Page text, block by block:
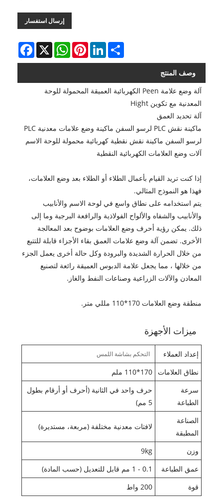
إرسال استفسار
Facebook X
WhatsAppPinterestLinkedInShare
وصف المنتج
آلة وضع علامة Peen الكهربائية العميقة المحمولة للوحة
المعدنية مع تكوين Hight
آلة تحديد العمق
ماكينة نقش PLC لرسو السفن ماكينة وضع علامات معدنية PLC
لرسو السفن ماكينة نقش نقطية كهربائية محمولة للوحة الاسم
آلات وضع العلامات الكهربائية النقطية
إذا كنت تريد القيام بأعمال الطلاء أو الطلاء بعد وضع العلامات،
فهذا هو النموذج المثالي.
يتم استخدامه على نطاق واسع في لوحة الاسم والأنابيب
والأنابيب والشفاه والألواح الفولاذية والرافعة البرجية وما إلى
ذلك. يمكن رؤية أحرف وضع العلامات بوضوح بعد المعالجة
الأخرى. تضمن آلة وضع علامات العمق بقاء الأجزاء قابلة للتتبع
من خلال الحرارة الشديدة والبرودة وكل حالة أخرى يعمل الجزء
من خلالها ، مما يجعل علامة الدبوس العميقة رائعة لتصنيع
المعادن والآلات الزراعية وصناعات النفط والغاز.
منطقة وضع العلامات 170*110 مللي متر.
ميزات الأجهزة
إعداد العملاء التحكم بشاشة اللمس
نطاق العلامات
170*110 ملم
سرعة
الطباعة
حرف واحد في الثانية (أحرف أو أرقام بطول
5 مم)
الصناعة
المطبقة
لافتات معدنية مختلفة (مربعة، مستديرة)
وزن
9kg
عمق الطباعة
0.1 - 1 مم قابل للتعديل (حسب المادة)
قوة
200 واط